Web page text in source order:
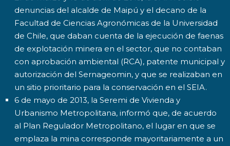
denuncias del alcalde de Maipú y el decano de la
Facultad de Ciencias Agronómicas de la Universidad
de Chile, que daban cuenta de la ejecución de faenas
de explotación minera en el sector, que no contaban
con aprobación ambiental (RCA), patente municipal y
autorización del Sernageomin, y que se realizaban en
un sitio prioritario para la conservación en el SEIA.
6 de mayo de 2013, la Seremi de Vivienda y
Urbanismo Metropolitana, informó que, de acuerdo
al Plan Regulador Metropolitano, el lugar en que se
emplaza la mina corresponde mayoritariamente a un